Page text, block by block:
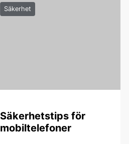
Säkerhet
Säkerhetstips för
mobiltelefoner